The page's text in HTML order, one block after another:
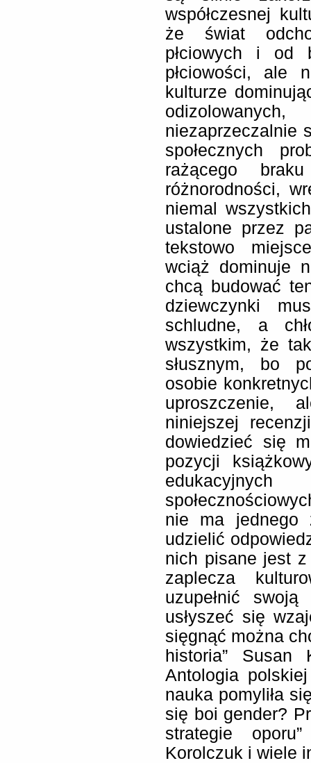
współczesnej
że świat
płciowych i od
płciowości, ale
kulturze
niezaprzeczalnie
społecznych
rażącego
różnorodności,
niemal
ustalone przez
tekstowo
wciąż dominuje
chcą budować
dziewczynki
schludne, a
wszystkim, że
słusznym, bo
osobie
uproszczenie,
niniejszej
dowiedzieć się
pozycji
nie ma jednego
udzielić
nich pisane jest
zaplecza
uzupełnić
usłyszeć się
sięgnąć można
historia” Susan
Antologia
nauka pomyliła
się boi gender?
strategie
Korolczuk i wiele